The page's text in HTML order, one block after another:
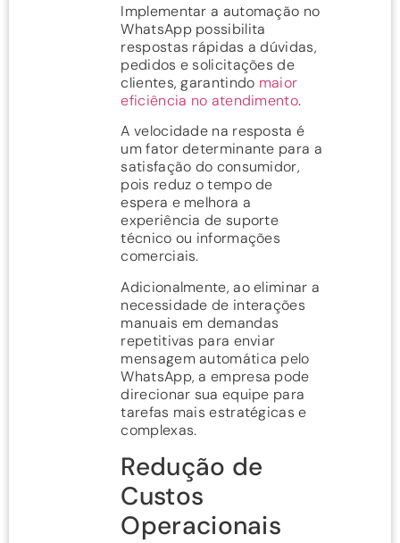
Implementar a automação no
WhatsApp possibilita
respostas rápidas a dúvidas,
pedidos e solicitações de
clientes, garantindo maior
eficiência no atendimento.
A velocidade na resposta é
um fator determinante para a
satisfação do consumidor,
pois reduz o tempo de
espera e melhora a
experiência de suporte
técnico ou informações
comerciais.
Adicionalmente, ao eliminar a
necessidade de interações
manuais em demandas
repetitivas para enviar
mensagem automática pelo
WhatsApp, a empresa pode
direcionar sua equipe para
tarefas mais estratégicas e
complexas.
Redução de
Custos
Operacionais